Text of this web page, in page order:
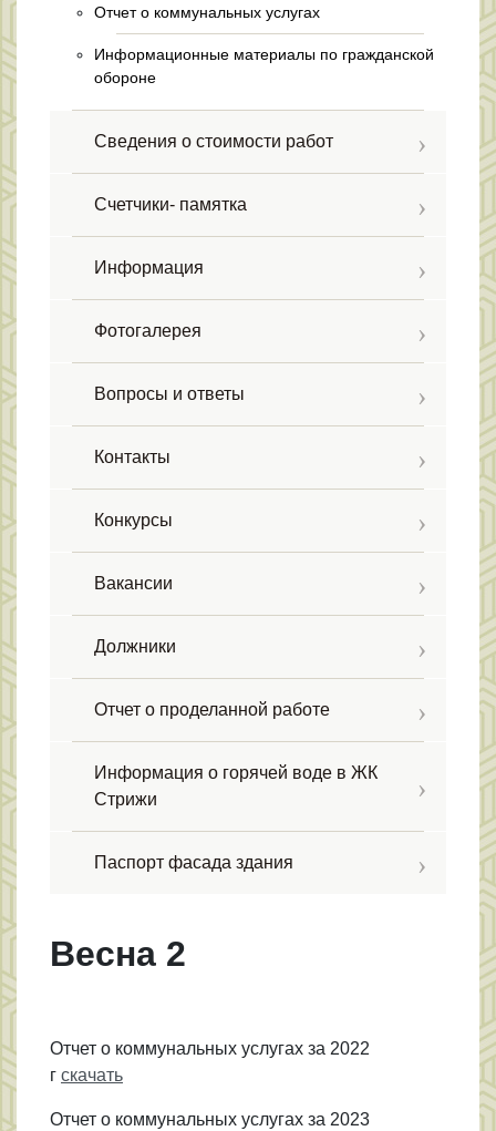
Отчет о коммунальных услугах
Информационные материалы по гражданской
обороне
Сведения о стоимости работ
Счетчики- памятка
Информация
Фотогалерея
Вопросы и ответы
Контакты
Конкурсы
Вакансии
Должники
Отчет о проделанной работе
Информация о горячей воде в ЖК
Стрижи
Паспорт фасада здания
Весна 2
Отчет о коммунальных услугах за 2022
г скачать
Отчет о коммунальных услугах за 2023